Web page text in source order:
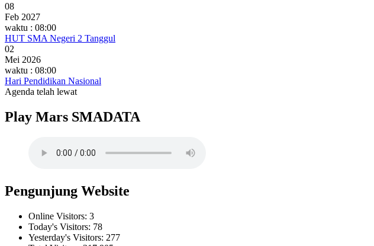
08
Feb 2027
waktu : 08:00
HUT SMA Negeri 2 Tanggul
02
Mei 2026
waktu : 08:00
Hari Pendidikan Nasional
Agenda telah lewat
Play Mars SMADATA
Pengunjung Website
Online Visitors: 3
Today's Visitors: 78
Yesterday's Visitors: 277